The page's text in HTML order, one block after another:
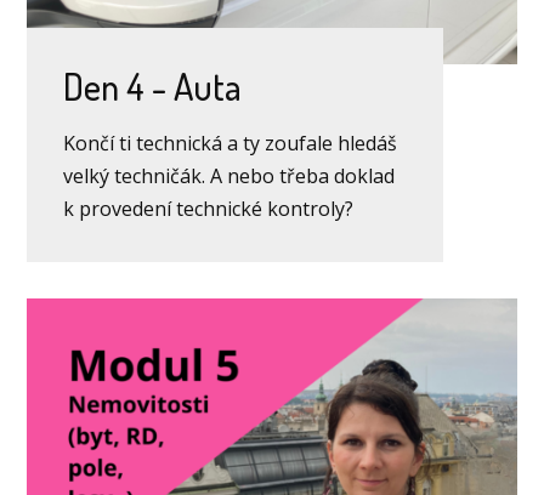
Den 4 - Auta
Končí ti technická a ty zoufale hledáš
velký techničák. A nebo třeba doklad
k provedení technické kontroly?